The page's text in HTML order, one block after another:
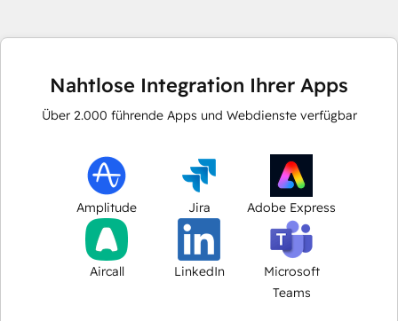
Nahtlose Integration Ihrer Apps
Über 2.000 führende Apps und Webdienste verfügbar
Amplitude Jira Adobe Express
Aircall LinkedIn
Microsoft
Teams